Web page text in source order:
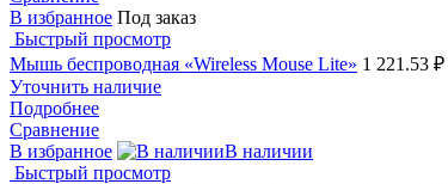
В избранное Под заказ
Быстрый просмотр
Мышь беспроводная «Wireless Mouse Lite» 1 221.53 ₽
Уточнить наличие
Подробнее
Сравнение
В избранное
В наличии
Быстрый просмотр